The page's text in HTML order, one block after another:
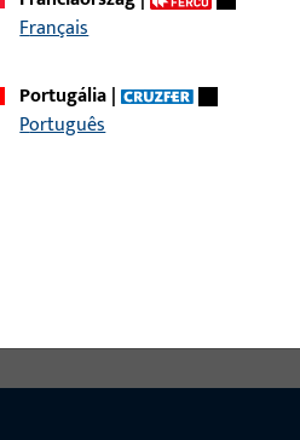
RS AUS NICHTROST.STAHL,ABGER.,
Français
Portugália|
Português